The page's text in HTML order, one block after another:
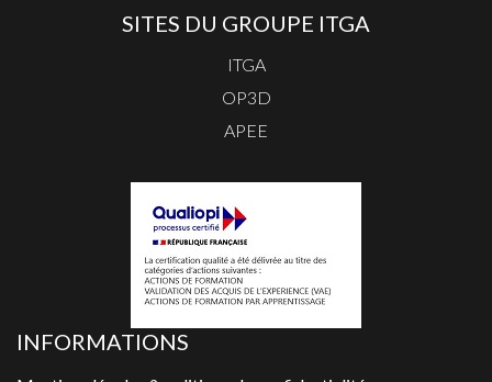
SITES DU GROUPE ITGA
ITGA
OP3D
APEE
INFORMATIONS